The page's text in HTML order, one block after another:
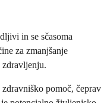
in se sčasoma
za zmanjšanje
zdravljenju.
pomoč, čeprav